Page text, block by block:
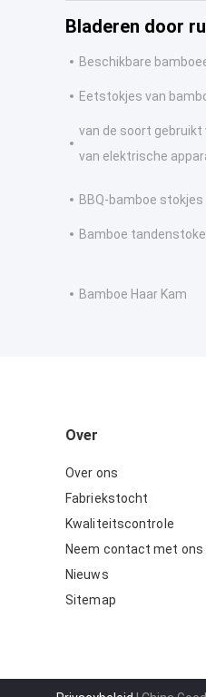
Bladeren door
Beschikbare
Eetstokjes van
van de soort gebruikt
van elektrische
BBQ-bamboe stokjes
Bamboe
Bamboe Haar Kam
Over
Over ons
Fabriekstocht
Kwaliteitscontrole
Neem contact met ons
Nieuws
Sitemap